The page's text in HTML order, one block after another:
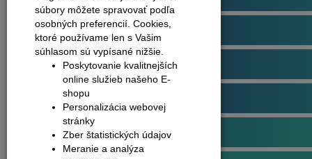
Plávajúce podlahy
Dvere
Obklady na stenu
Obvodové lišty (soklové)
súbory môžete spravovať podľa
osobných preferencií. Cookies,
ktoré používame len s Vašim
súhlasom sú vypísané nižšie.
Poskytovanie kvalitnejších
online služieb našeho E-
shopu
Personalizácia webovej
stránky
Zber štatistických údajov
Meranie a analýza